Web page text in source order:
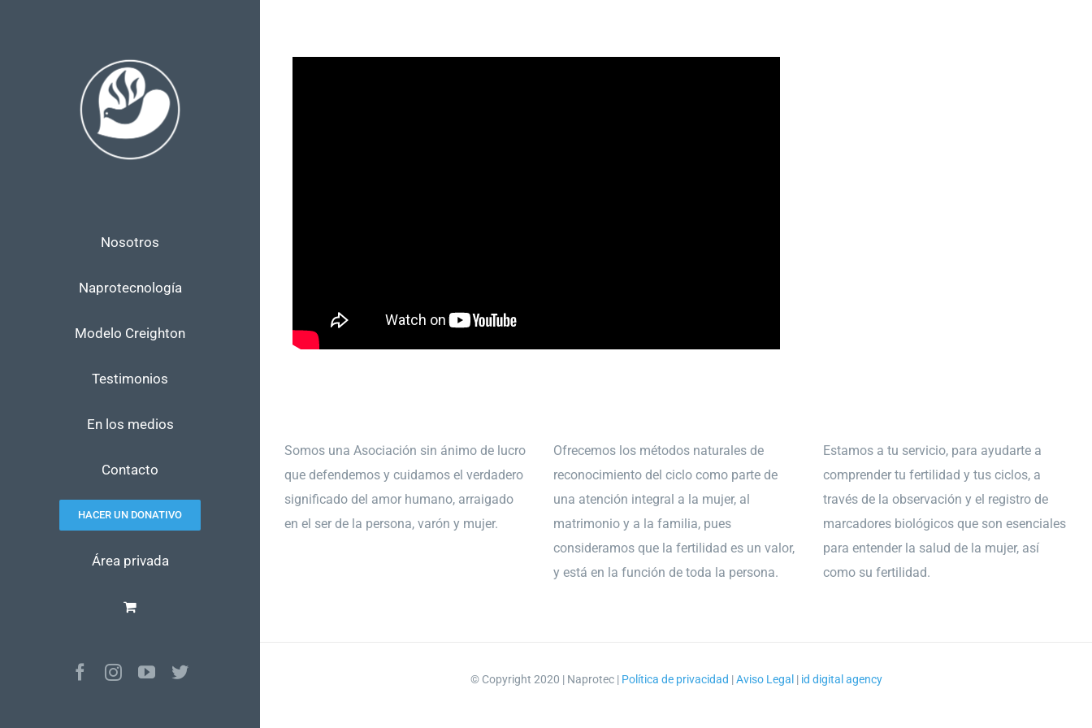
Nosotros
Naprotecnología
Modelo Creighton
Testimonios
En los medios
Contacto
HACER UN DONATIVO
Área privada
Facebook
Instagram
YouTubeTwitter
Somos una Asociación sin ánimo de lucro
que defendemos y cuidamos el verdadero
significado del amor humano, arraigado
en el ser de la persona, varón y mujer.
Ofrecemos los métodos naturales de
reconocimiento del ciclo como parte de
una atención integral a la mujer, al
matrimonio y a la familia, pues
consideramos que la fertilidad es un valor,
y está en la función de toda la persona.
Estamos a tu servicio, para ayudarte a
comprender tu fertilidad y tus ciclos, a
través de la observación y el registro de
marcadores biológicos que son esenciales
para entender la salud de la mujer, así
como su fertilidad.
© Copyright 2020 | Naprotec | Política de privacidad |Aviso Legal | id digital agency